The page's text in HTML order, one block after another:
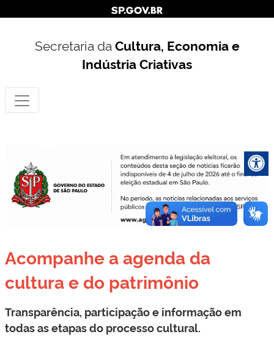
Secretaria daCultura, Economia e
Indústria Criativas
Acompanhe a agenda da
cultura e do patrimônio
Transparência, participação e informação em
todas as etapas do processo cultural.